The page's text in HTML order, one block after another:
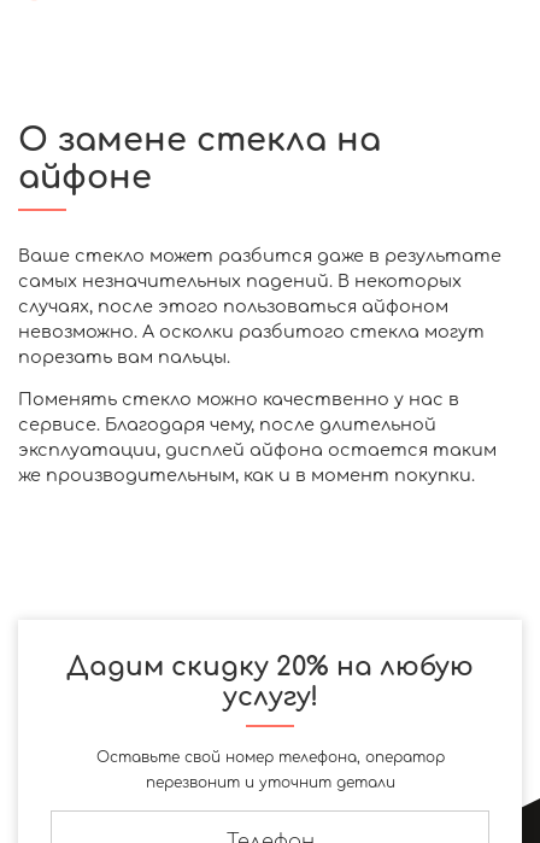
О замене стекла на
айфоне
Ваше стекло может разбится даже в результате
самых незначительных падений. В некоторых
случаях, после этого пользоваться айфоном
невозможно. А осколки разбитого стекла могут
порезать вам пальцы.
Поменять стекло можно качественно у нас в
сервисе. Благодаря чему, после длительной
эксплуатации, дисплей айфона остается таким
же производительным, как и в момент покупки.
Дадим скидку 20% на любую
услугу!
Оставьте свой номер телефона, оператор
перезвонит и уточнит детали